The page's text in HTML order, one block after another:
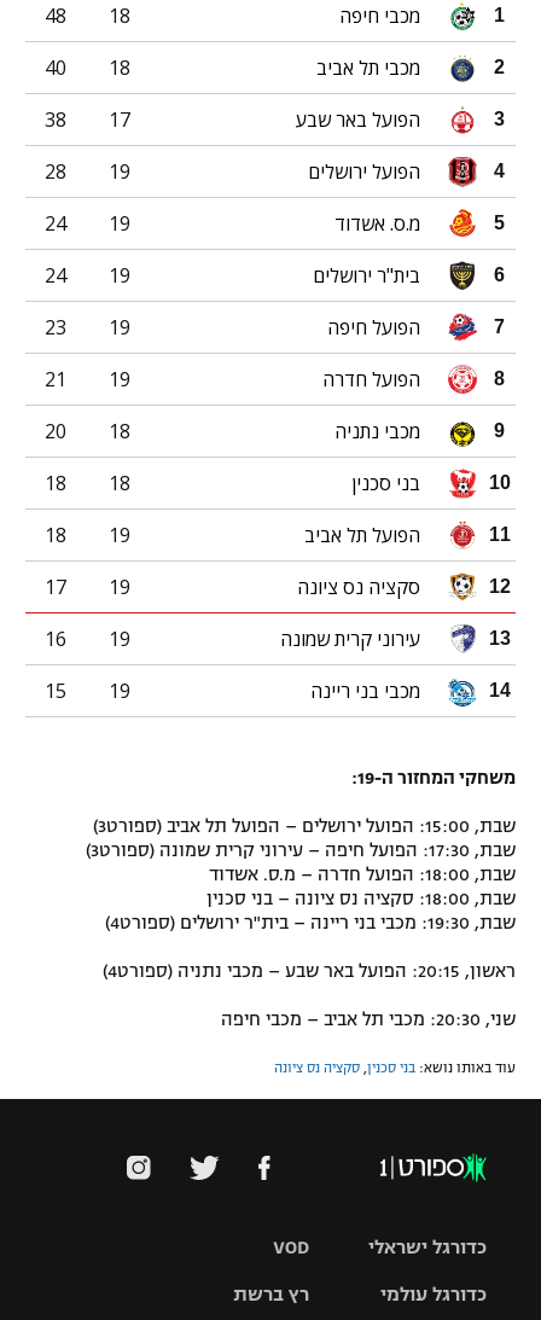
1 מכבי חיפה 18
48
2 מכבי תל אביב 18
40
3 הפועל באר שבע 17
38
4 הפועל ירושלים 19
28
5 מ.ס. אשדוד 19
24
6 בית"ר ירושלים 19
24
7 הפועל חיפה 19
23
8 הפועל חדרה 19
21
9 מכבי נתניה 18
20
10 בני סכנין 18
18
11 הפועל תל אביב 19
18
12 סקציה נס ציונה 19
17
13 עירוני קרית שמונה 19
16
14 מכבי בני ריינה 19
15
משחקי המחזור ה-19:
שבת, 15:00: הפועל ירושלים – הפועל תל אביב (ספורט3)
שבת, 17:30: הפועל חיפה – עירוני קרית שמונה (ספורט3)
שבת, 18:00: הפועל חדרה – מ.ס. אשדוד
שבת, 18:00: סקציה נס ציונה – בני סכנין
שבת, 19:30: מכבי בני ריינה – בית"ר ירושלים (ספורט4)
ראשון, 20:15: הפועל באר שבע – מכבי נתניה (ספורט4)
שני, 20:30: מכבי תל אביב – מכבי חיפה
עוד באותו נושא: בני סכנין סקציה נס ציונה
VOD
רץ ברשת
כדורגל ישראלי
כדורגל עולמי